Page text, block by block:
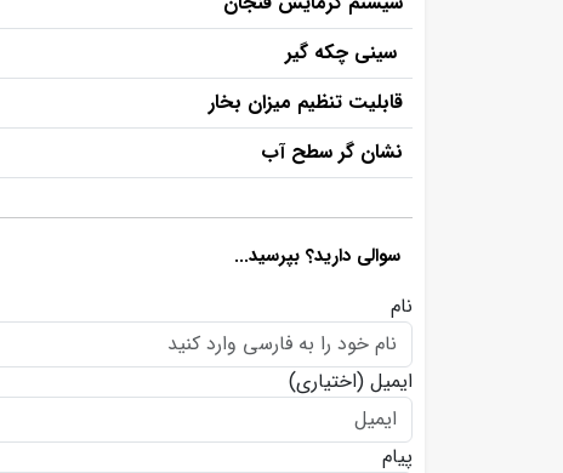
سینی چکه گیر
قابلیت تنظیم میزان بخار
نشان گر سطح آب
سوالی دارید؟ بپرسید...
نام
ایمیل (اختیاری)
پیام